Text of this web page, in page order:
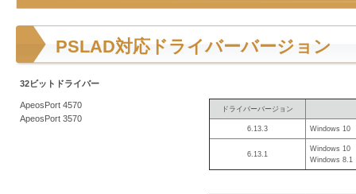
ス
削
PSLAD対応ドライバーバージョン
32ビットドライバー
ApeosPort 4570
ApeosPort 3570
ドライバーバージョン
6.13.3 Windows 10
6.13.1
Windows 10
Windows 8.1